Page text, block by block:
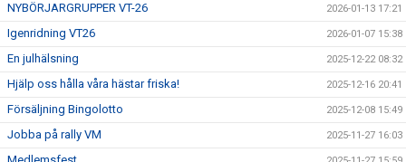
NYBÖRJARGRUPPER VT-26 2026-01-13 17:21
Igenridning VT26 2026-01-07 15:38
En julhälsning 2025-12-22 08:32
Hjälp oss hålla våra hästar friska! 2025-12-16 20:41
Försäljning Bingolotto 2025-12-08 15:49
Jobba på rally VM 2025-11-27 16:03